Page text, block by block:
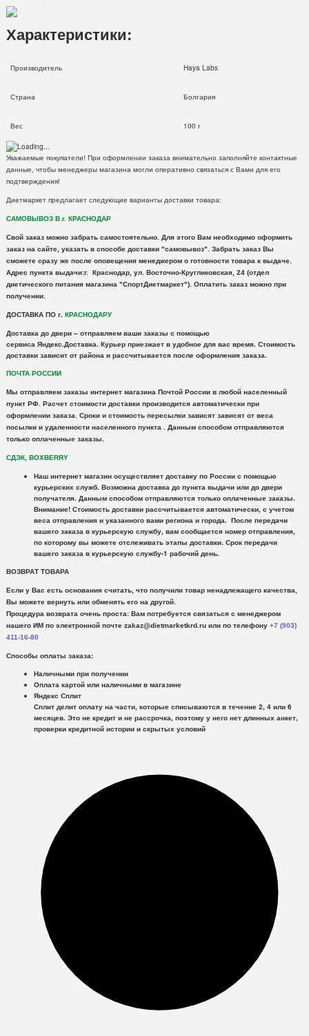
Характеристики:
Производитель Haya Labs
Страна Болгария
Вес 100 г
Уважаемые покупатели! При оформлении заказа внимательно заполняйте контактные
данные, чтобы менеджеры магазина могли оперативно связаться с Вами для его
подтверждения!
Диетмаркет предлагает следующие варианты доставки товара:
САМОВЫВОЗ В г. КРАСНОДАР
Свой заказ можно забрать самостоятельно. Для этого Вам необходимо оформить
заказ на сайте, указать в способе доставки "самовывоз". Забрать заказ Вы
сможете сразу же после оповещения менеджером о готовности товара к выдаче.
Адрес пункта выдачи:г. Краснодар, ул. Восточно-Кругликовская, 24 (отдел
диетического питания магазина "СпортДиетмаркет"). Оплатить заказ можно при
получении.
ДОСТАВКА ПО г. КРАСНОДАРУ
Доставкадо двери – отправляем ваши заказы с помощью
сервиса Яндекс.Доставка. Курьер приезжает в удобное для вас время. Стоимость
доставки зависит от района и рассчитывается после оформления заказа.
ПОЧТА РОССИИ
Мы отправляем заказы интернет магазина Почтой России в любой населенный
пункт РФ. Расчет стоимости доставки производится автоматически при
оформлении заказа. Сроки и стоимость пересылки зависят зависят от веса
посылки и удаленности населенного пункта . Данным способом отправляются
только оплаченные заказы.
СДЭК, BOXBERRY
Наш интернет магазин осуществляет доставку по России с помощью
курьерских служб. Возможна доставка до пункта выдачи или до двери
получателя. Данным способом отправляются только оплаченные заказы.
Внимание!Стоимость доставки рассчитывается автоматически, с учетом
веса отправления и указанного вами региона и города. После передачи
вашего заказа в курьерскую службу, вам сообщается номер отправления,
по которому вы можете отслеживать этапы доставки. Срок передачи
вашего заказа в курьерскую службу-1 рабочий день.
ВОЗВРАТ ТОВАРА
Если у Вас есть основания считать, что получили товар ненадлежащего качества,
Вы можете вернуть или обменять его на другой.
Процедура возврата очень проста: Вам потребуется связаться с менеджером
нашего ИМ по электронной почте zakaz@dietmarketkrd.ru или по телефону +7 (903)
411-16-80
Способы оплаты заказа:
Наличными при получении
Оплата картой или наличными в магазине
Яндекс Сплит
Сплит делит оплату на части, которые списываются в течение 2, 4 или 6
месяцев. Это не кредит и не рассрочка, поэтому у него нет длинных анкет,
проверки кредитной истории и скрытых условий